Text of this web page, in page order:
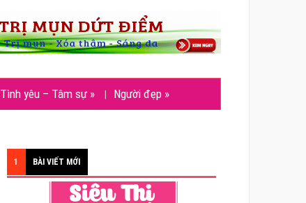
Tình yêu – Tâm sự » Người đẹp »
1 BÀI VIẾT MỚI